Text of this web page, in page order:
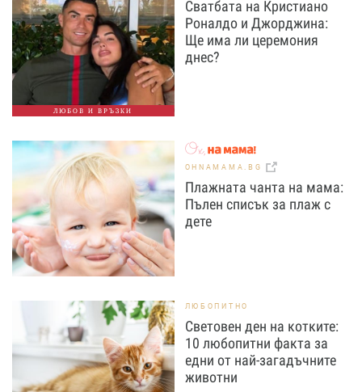
ЛЮБОВ И ВРЪЗКИ
Сватбата на Кристиано
Роналдо и Джорджина:
Ще има ли церемония
днес?
OHNAMAMA.BG
Плажната чанта на мама:
Пълен списък за плаж с
дете
ЛЮБОПИТНО
Световен ден на котките:
10 любопитни факта за
едни от най-загадъчните
животни